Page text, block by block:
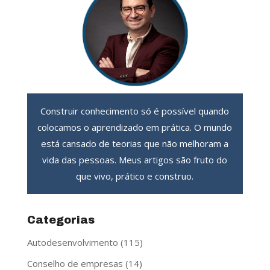
Construir conhecimento só é possível quando
colocamos o aprendizado em prática. O mundo
está cansado de teorias que não melhoram a
vida das pessoas. Meus artigos são fruto do
que vivo, prático e construo.
Categorias
Autodesenvolvimento (115)
Conselho de empresas (14)